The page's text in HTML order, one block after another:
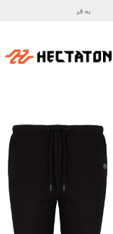
به فروشگاه اینترنتی هکتاتون